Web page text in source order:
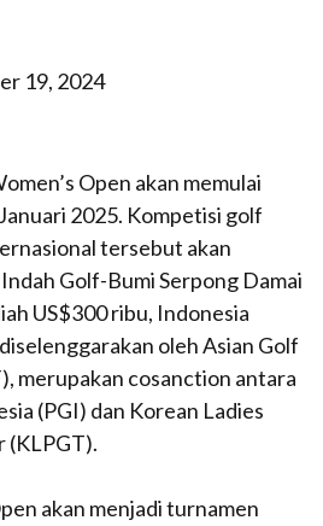
19, 2024
Open akan memulai
2025. Kompetisi golf
tersebut akan
Golf-Bumi Serpong Damai
US$300 ribu, Indonesia
oleh Asian Golf
merupakan cosanction antara
(PGI) dan Korean Ladies
(KLPGT).
akan menjadi turnamen